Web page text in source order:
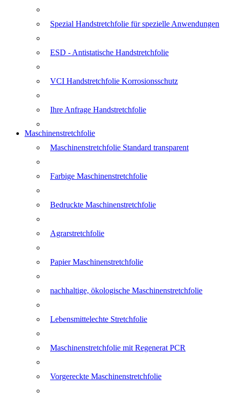
Spezial Handstretchfolie für spezielle Anwendungen
ESD - Antistatische Handstretchfolie
VCI Handstretchfolie Korrosionsschutz
Ihre Anfrage Handstretchfolie
Maschinenstretchfolie
Maschinenstretchfolie Standard transparent
Farbige Maschinenstretchfolie
Bedruckte Maschinenstretchfolie
Agrarstretchfolie
Papier Maschinenstretchfolie
nachhaltige, ökologische Maschinenstretchfolie
Lebensmittelechte Stretchfolie
Maschinenstretchfolie mit Regenerat PCR
Vorgereckte Maschinenstretchfolie